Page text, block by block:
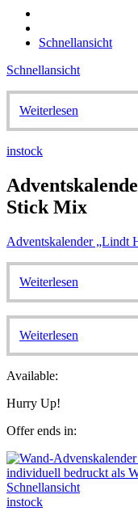
Schnellansicht
Schnellansicht
Weiterlesen
instock
Stick Mix
Adventskalender
Weiterlesen
Weiterlesen
Available:
Hurry Up!
Offer ends in:
Schnellansicht
instock